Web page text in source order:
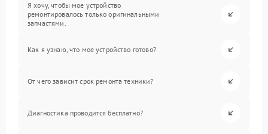
Я хочу, чтобы мое устройство
ремонтировалось только оригинальными
запчастями.
Как я узнаю, что мое устройство готово?
От чего зависит срок ремонта техники?
Диагностика проводится бесплатно?